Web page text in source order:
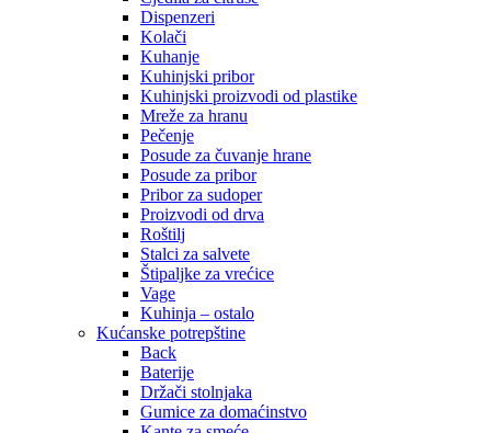
Dispenzeri
Kolači
Kuhanje
Kuhinjski pribor
Kuhinjski proizvodi od plastike
Mreže za hranu
Pečenje
Posude za čuvanje hrane
Posude za pribor
Pribor za sudoper
Proizvodi od drva
Roštilj
Stalci za salvete
Štipaljke za vrećice
Vage
Kuhinja – ostalo
Kućanske potrepštine
Back
Baterije
Držači stolnjaka
Gumice za domaćinstvo